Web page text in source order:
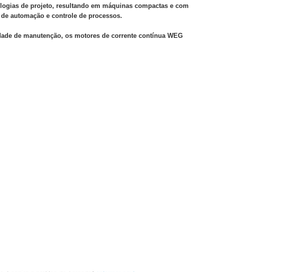
de projeto, resultando em máquinas compactas e com
automação e controle de processos.
de manutenção, os motores de corrente contínua WEG